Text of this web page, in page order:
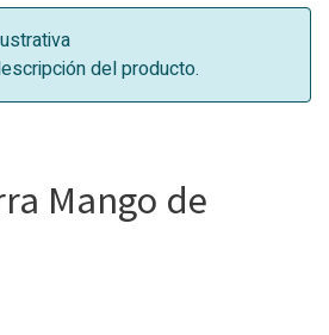
del producto.
Mango de